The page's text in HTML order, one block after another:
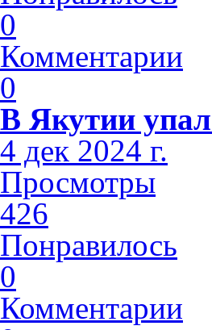
0
Комментарии
0
В Якутии упал
4 дек 2024 г.
Просмотры
426
Понравилось
0
Комментарии